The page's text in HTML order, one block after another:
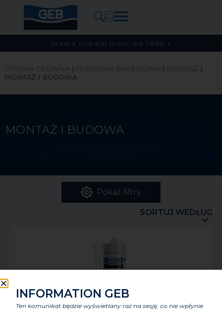
Marka instalatorów od 1860 r
STRONA GŁÓWNA | TECHNIKA BASENOWA | MONTAŻ |
MONTAŻ I BUDOWA
MONTAŻ I BUDOWA
Pokaż filtry
SORTUJ WEDŁUG
INFORMATION GEB
Ten komunikat będzie wyświetlany raz na sesję, co nie wpłynie